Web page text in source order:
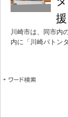
援
川崎市は、同市内
内に「川崎パトン